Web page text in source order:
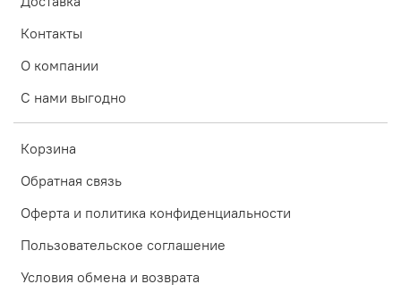
Контакты
О компании
С нами выгодно
Корзина
Обратная связь
Оферта и политика конфиденциальности
Пользовательское соглашение
Условия обмена и возврата